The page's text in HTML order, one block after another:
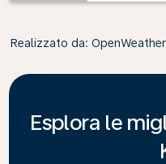
Realizzato da:
Esplora le